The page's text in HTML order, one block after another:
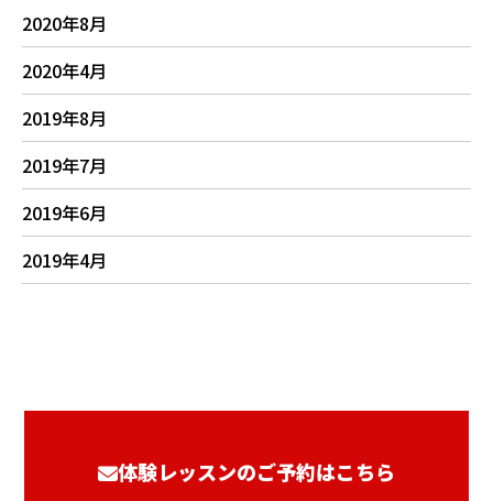
2020年8月
2020年4月
2019年8月
2019年7月
2019年6月
2019年4月
体験レッスンのご予約はこちら